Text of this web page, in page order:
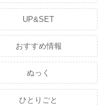
UP&SET
おすすめ情報
ぬっく
ひとりごと